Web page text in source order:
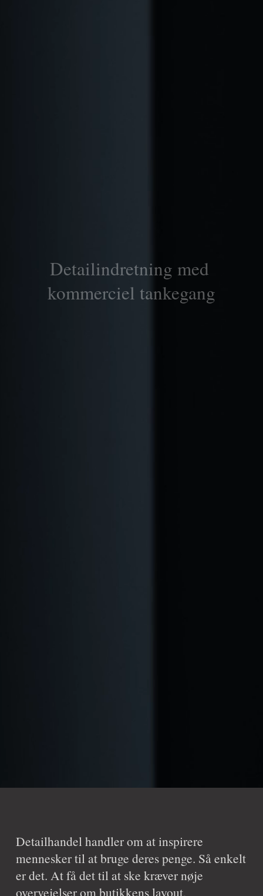
Detailindretning med
kommerciel tankegang
Detailhandel handler om at inspirere
mennesker til at bruge deres penge. Så enkelt
er det. At få det til at ske kræver nøje
overvejelser om butikkens layout,